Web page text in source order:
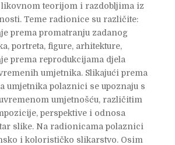
likovnom teorijom i razdobljima iz
Teme radionice su različite:
prema promatranju zadanog
portreta, figure, arhitekture,
prema reprodukcijama djela
umjetnika. Slikajući prema
umjetnika polaznici se upoznaju s
umjetnošću, različitim
perspektive i odnosa
slike. Na radionicama polaznici
i kolorističko slikarstvo. Osim